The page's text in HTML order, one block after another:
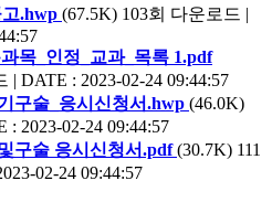
.hwp (67.5K) 103회 다운로드 |
목_인정_교과_목록 1.pdf
| DATE : 2023-02-24 09:44:57
구술_응시신청서.hwp (46.0K)
: 2023-02-24 09:44:57
구술 응시신청서.pdf (30.7K) 111
02-24 09:44:57